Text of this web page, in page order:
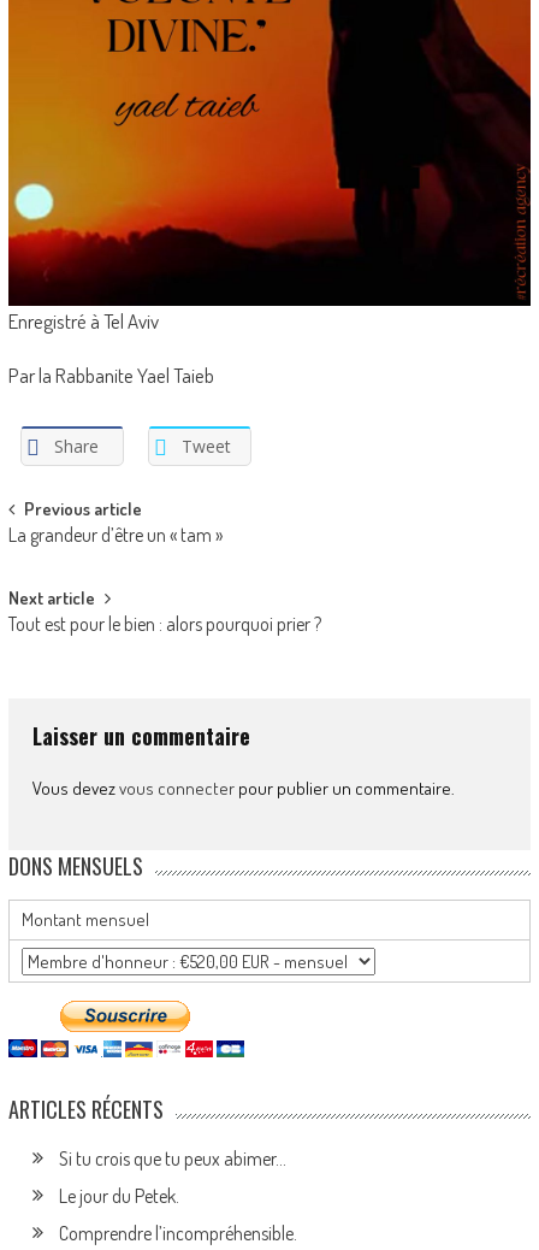
Enregistré à Tel Aviv
Par la Rabbanite Yael Taieb
Share Tweet
Post
navigation
Previous article
La grandeur d’être un « tam »
Next article
Tout est pour le bien : alors pourquoi prier ?
Laisser un commentaire
Vous devezvous connecterpour publier un commentaire.
DONS MENSUELS
Montant mensuel
ARTICLES RÉCENTS
Si tu crois que tu peux abimer…
Le jour du Petek.
Comprendre l’incompréhensible.